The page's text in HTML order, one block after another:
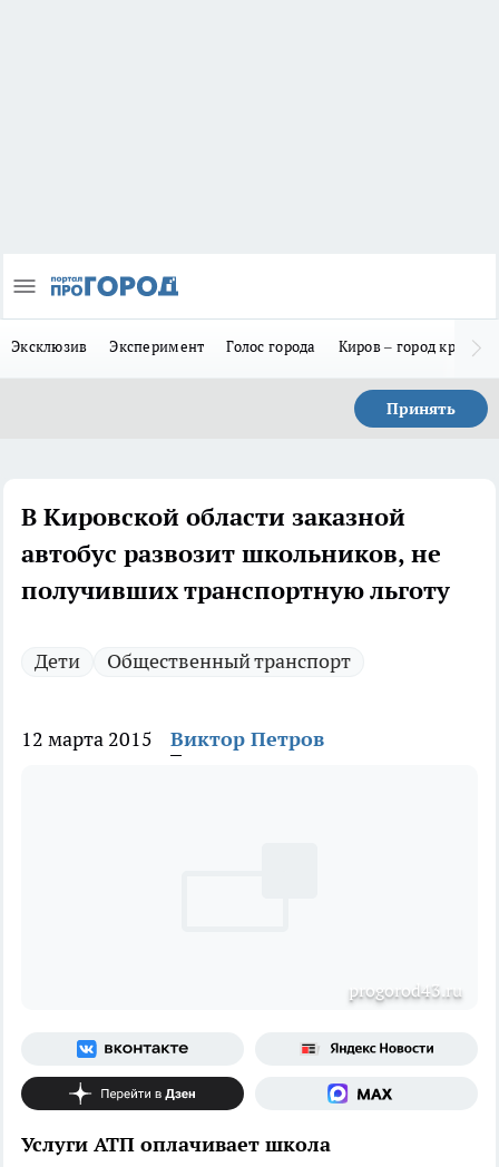
Эксклюзив Эксперимент Голос города Киров – город
Принять
В Кировской области заказной
автобус развозит школьников, не
получивших транспортную льготу
Дети Общественный транспорт
12 марта 2015 Виктор Петров
рrogorod43.ru
Услуги АТП оплачивает школа